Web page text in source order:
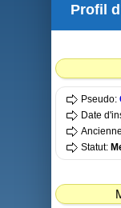
Profil
Pseudo:
Date
Statut: